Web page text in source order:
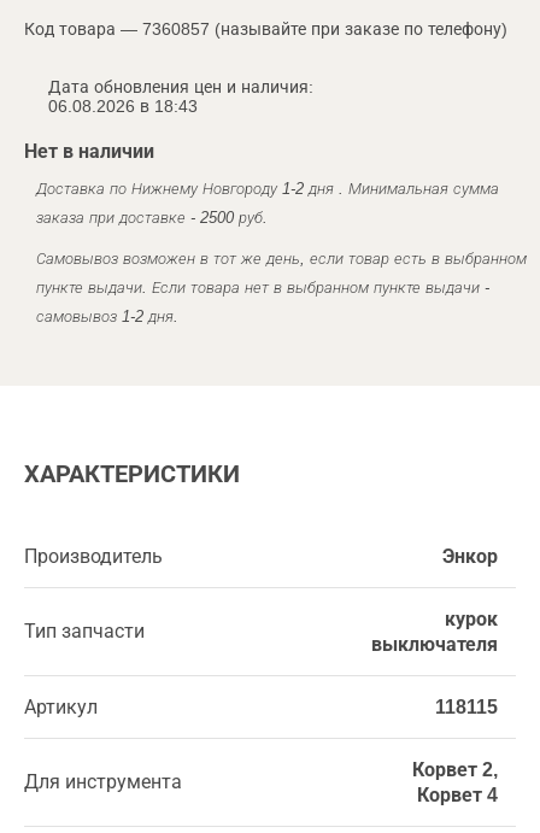
Код товара — 7360857 (называйте при заказе по телефону)
Дата обновления цен и наличия:
06.08.2026 в 18:43
Нет в наличии
Доставка по Нижнему Новгороду 1-2 дня . Минимальная сумма
заказа при доставке - 2500 руб.
Самовывоз возможен в тот же день, если товар есть в выбранном
пункте выдачи. Если товара нет в выбранном пункте выдачи -
самовывоз 1-2 дня.
ХАРАКТЕРИСТИКИ
Производитель Энкор
Тип запчасти
курок
выключателя
Артикул 118115
Для инструмента
Корвет 2,
Корвет 4